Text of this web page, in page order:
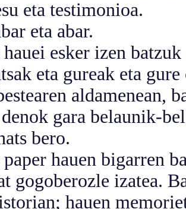
eta testimonioa.
eta abar.
esker izen batzuk
eta gureak eta
aldamenean,
gara belaunik-
bero.
hauen bigarren
gogoberozle izatea.
hauen